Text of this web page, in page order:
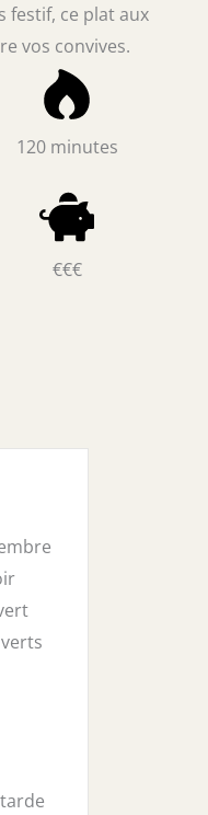
festif, ce plat aux
vos convives.
120 minutes
€€€